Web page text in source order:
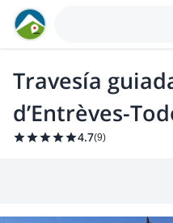
Travesía
d’Entrèves-
4.7(9)